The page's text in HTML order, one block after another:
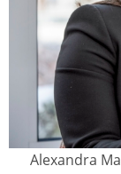
Alexandra